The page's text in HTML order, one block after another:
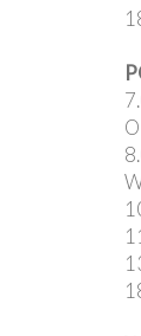
Małoletnich